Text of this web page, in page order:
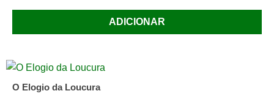
Machado
ADICIONAR
O Elogio da Loucura